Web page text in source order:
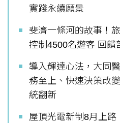
實踐永續願景
斐濟一條河的故事！
控制4500名遊客 回饋
導入輝達心法，大同
務至上、快速決策改
統翻新
屋頂光電新制8月上